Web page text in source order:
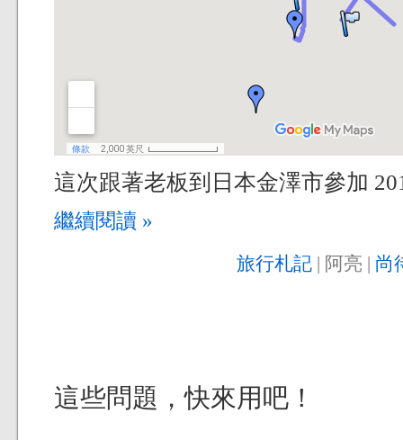
這次跟著老板到日本金澤市參加
繼續閱讀 »
旅行札記 | 阿亮 | 尚
這些問題，快來用吧！